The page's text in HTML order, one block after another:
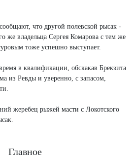
что другой полевской рысак -
же владельца Сергея Комарова с тем же
тоже успешно выступает.
в квалификации, обскакав Брекзита
из Ревды и уверенно, с запасом,
жеребец рыжей масти с Локотского
Главное